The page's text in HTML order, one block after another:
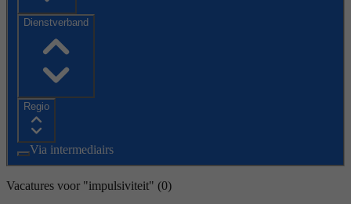
Dienstverband
Regio
Via intermediairs
Vacatures voor "impulsiviteit" (0)